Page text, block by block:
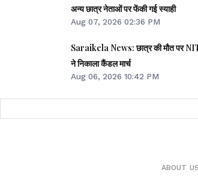
अन्य छात्र नेताओं पर फेंकी गई स्याही
Aug 07, 2026 02:36 PM
Saraikela News: छात्र की मौत पर
ने निकाला कैंडल मार्च
Aug 06, 2026 10:42 PM
ABOUT US